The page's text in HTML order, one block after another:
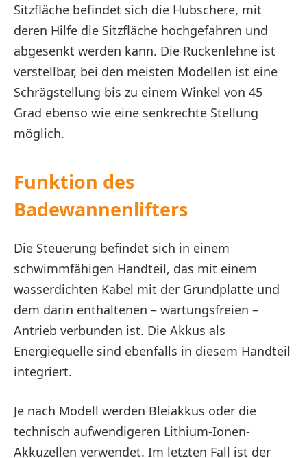
Sitzfläche befindet sich die Hubschere, mit
deren Hilfe die Sitzfläche hochgefahren und
abgesenkt werden kann. Die Rückenlehne ist
verstellbar, bei den meisten Modellen ist eine
Schrägstellung bis zu einem Winkel von 45
Grad ebenso wie eine senkrechte Stellung
möglich.
Funktion des
Badewannenlifters
Die Steuerung befindet sich in einem
schwimmfähigen Handteil, das mit einem
wasserdichten Kabel mit der Grundplatte und
dem darin enthaltenen – wartungsfreien –
Antrieb verbunden ist. Die Akkus als
Energiequelle sind ebenfalls in diesem Handteil
integriert.
Je nach Modell werden Bleiakkus oder die
technisch aufwendigeren Lithium-Ionen-
Akkuzellen verwendet. Im letzten Fall ist der